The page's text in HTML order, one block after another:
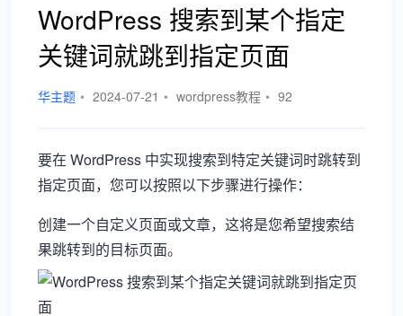
WordPress 搜索到某个指定
关键词就跳到指定页面
华主题 • 2024-07-21 • wordpress教程 • 92
要在 WordPress 中实现搜索到特定关键词时跳转到
指定页面，您可以按照以下步骤进行操作：
创建一个自定义页面或文章，这将是您希望搜索结
果跳转到的目标页面。